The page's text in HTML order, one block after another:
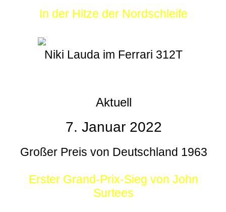
In der Hitze der Nordschleife
Niki Lauda im Ferrari 312T
Aktuell
7. Januar 2022
Großer Preis von Deutschland 1963
Erster Grand-Prix-Sieg von John
Surtees